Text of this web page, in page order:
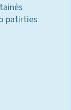
patirties